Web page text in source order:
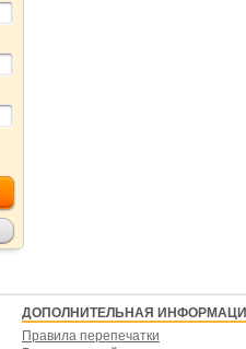
ДОПОЛНИТЕЛЬНАЯ
Правила перепечатки